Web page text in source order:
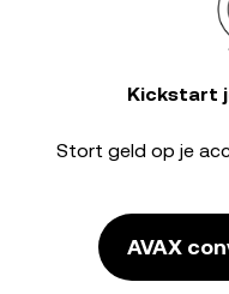
Kickstart
Stort geld op je
AVAX